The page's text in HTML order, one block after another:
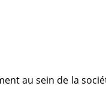
au sein de la